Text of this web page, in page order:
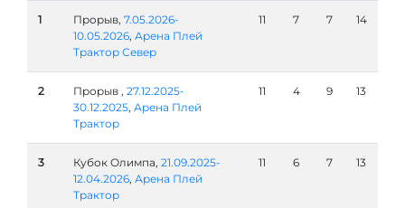
1 Прорыв, 7.05.2026-
10.05.2026, Арена Плей
Трактор Север
11 7 7 14
2 Прорыв , 27.12.2025-
30.12.2025, Арена Плей
Трактор
11 4 9 13
3 Кубок Олимпа, 21.09.2025-
12.04.2026, Арена Плей
Трактор
11 6 7 13